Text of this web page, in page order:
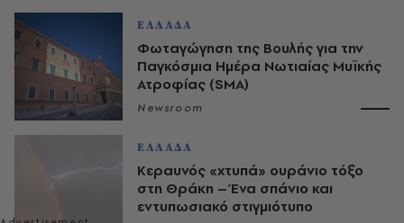
ΕΛΛΑΔΑ
Φωταγώγηση της Βουλής για την
Παγκόσμια Ημέρα Νωτιαίας Μυϊκής
Ατροφίας (SMA)
Newsroom
ΕΛΛΑΔΑ
Κεραυνός «χτυπά» ουράνιο τόξο
στη Θράκη – Ένα σπάνιο και
εντυπωσιακό στιγμιότυπο